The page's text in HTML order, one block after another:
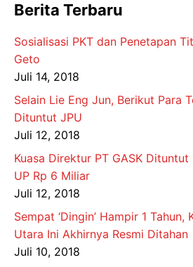
Berita Terbaru
Sosialisasi PKT dan Penetapan
Geto
Juli 14, 2018
Selain Lie Eng Jun, Berikut Para
Dituntut JPU
Juli 12, 2018
Kuasa Direktur PT GASK Dituntut
UP Rp 6 Miliar
Juli 12, 2018
Sempat ‘Dingin’ Hampir 1 Tahun,
Utara Ini Akhirnya Resmi Ditahan
Juli 10, 2018